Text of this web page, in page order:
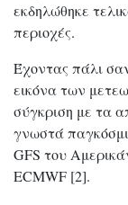
εκδηλώθηκε
περιοχές.
Έχοντας πάλι
εικόνα των
σύγκριση με τα
γνωστά
GFS του
ECMWF [2].